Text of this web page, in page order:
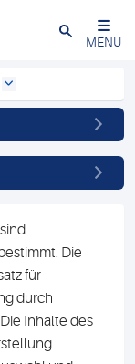
Schließen
MENU
Die
für
durch
Inhalte des